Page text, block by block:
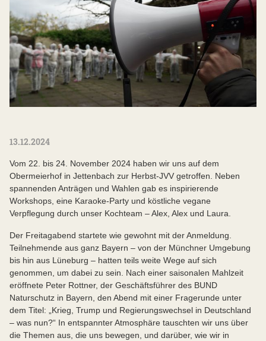
13.12.2024
Vom 22. bis 24. November 2024 haben wir uns auf dem
Obermeierhof in Jettenbach zur Herbst-JVV getroffen. Neben
spannenden Anträgen und Wahlen gab es inspirierende
Workshops, eine Karaoke-Party und köstliche vegane
Verpflegung durch unser Kochteam – Alex, Alex und Laura.
Der Freitagabend startete wie gewohnt mit der Anmeldung.
Teilnehmende aus ganz Bayern – von der Münchner Umgebung
bis hin aus Lüneburg – hatten teils weite Wege auf sich
genommen, um dabei zu sein. Nach einer saisonalen Mahlzeit
eröffnete Peter Rottner, der Geschäftsführer des BUND
Naturschutz in Bayern, den Abend mit einer Fragerunde unter
dem Titel: „Krieg, Trump und Regierungswechsel in Deutschland
– was nun?“ In entspannter Atmosphäre tauschten wir uns über
die Themen aus, die uns bewegen, und darüber, wie wir in